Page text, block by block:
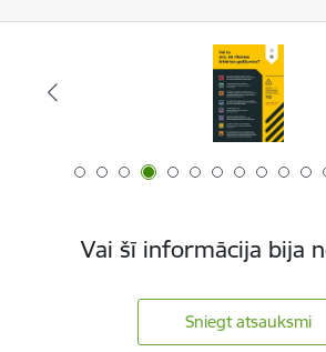
Vai šī informācija bija
Sniegt atsauksmi